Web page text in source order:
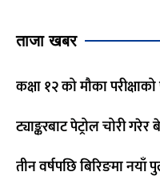
ताजा खबर
कक्षा १२ को मौका
ट्याङ्करबाट पेट्रोल चोरी
तीन वर्षपछि बिरिङमा नयाँ